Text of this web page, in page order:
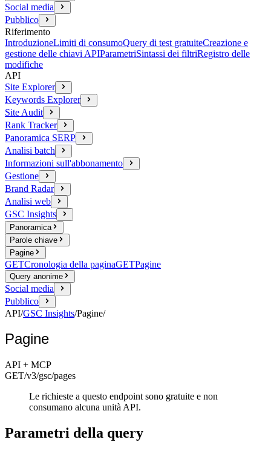
Social media
Pubblico
Riferimento
IntroduzioneLimiti di consumoQuery di test gratuiteCreazione e
gestione delle chiavi APIParametriSintassi dei filtriRegistro delle
modifiche
API
Site Explorer
Keywords Explorer
Site Audit
Rank Tracker
Panoramica SERP
Analisi batch
Informazioni sull'abbonamento
Gestione
Brand Radar
Analisi web
GSC Insights
Panoramica
Parole chiave
Pagine
GETCronologia della paginaGETPagine
Query anonime
Social media
Pubblico
API/GSC Insights/Pagine/
Pagine
API + MCP
GET/v3/gsc/pages
Le richieste a questo endpoint sono gratuite e non
consumano alcuna unità API.
Parametri della query